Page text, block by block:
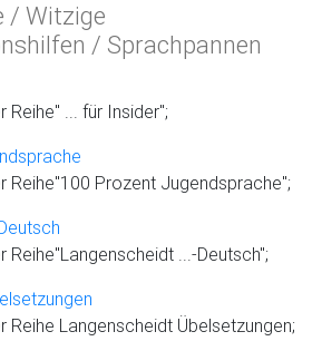
/ Witzige
/ Sprachpannen
Reihe" ... für Insider";
Reihe"100 Prozent Jugendsprache";
Reihe"Langenscheidt ...-Deutsch";
Reihe Langenscheidt Übelsetzungen;